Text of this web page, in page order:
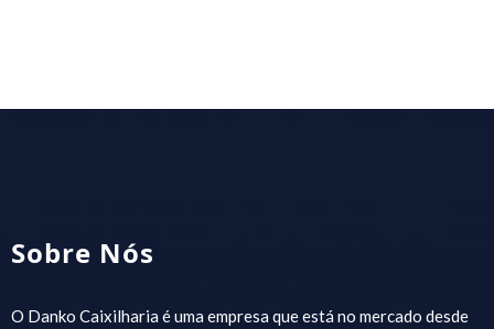
Sobre Nós
O Danko Caixilharia é uma empresa que está no mercado desde